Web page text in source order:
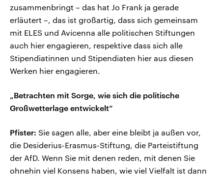
zusammenbringt – das hat Jo Frank ja gerade
erläutert –, das ist großartig, dass sich gemeinsam
mit ELES und Avicenna alle politischen Stiftungen
auch hier engagieren, respektive dass sich alle
Stipendiatinnen und Stipendiaten hier aus diesen
Werken hier engagieren.
„Betrachten mit Sorge, wie sich die politische
Großwetterlage entwickelt“
Pfister: Sie sagen alle, aber eine bleibt ja außen vor,
die Desiderius-Erasmus-Stiftung, die Parteistiftung
der AfD. Wenn Sie mit denen reden, mit denen Sie
ohnehin viel Konsens haben, wie viel Vielfalt ist dann